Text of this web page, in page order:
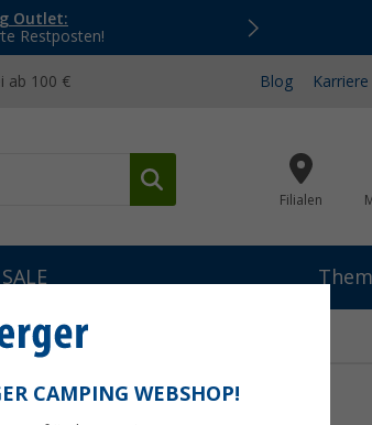
Outlet:
Restposten!
ab 100 € Blog Karriere
Filialen
Ersatzstöpsel
CAMPING WEBSHOP!